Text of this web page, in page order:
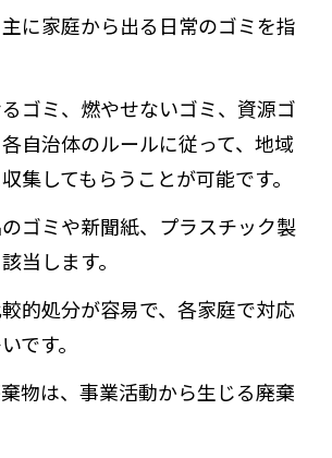
に家庭から出る日常のゴミを指
ゴミ、燃やせないゴミ、資源ゴ
自治体のルールに従って、地域
集してもらうことが可能です。
ゴミや新聞紙、プラスチック製
当します。
的処分が容易で、各家庭で対応
です。
物は、事業活動から生じる廃棄